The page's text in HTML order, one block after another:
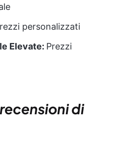
personalizzati
Elevate: Prezzi
di